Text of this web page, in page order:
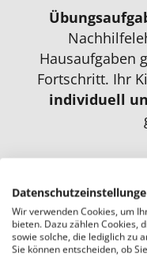
Hausaufgaben
Fortschritt. Ihr
individuell
Wir verwenden Cookies, um
bieten. Dazu zählen Cookies,
sowie solche, die lediglich zu
Sie können entscheiden, ob